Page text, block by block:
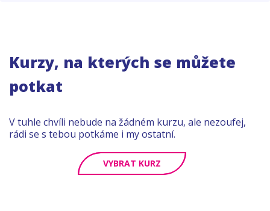
Kurzy, na kterých se můžete
potkat
V tuhle chvíli nebude na žádném kurzu, ale nezoufej,
rádi se s tebou potkáme i my ostatní.
VYBRAT KURZ